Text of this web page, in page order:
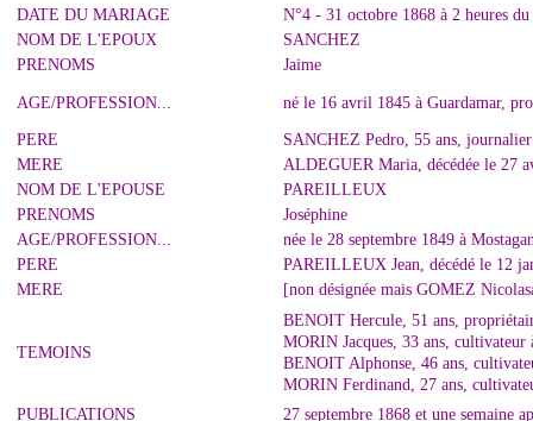
DATE DU MARIAGE
N°4 - 31 octobre 1868 à 2 heures
NOM DE L'EPOUX
SANCHEZ
PRENOMS
Jaime
AGE/PROFESSION... né le 16 avril 1845 à Guardamar,
PERE
SANCHEZ Pedro, 55 ans, journalier
MERE
ALDEGUER Maria, décédée le 27
NOM DE L'EPOUSE
PAREILLEUX
PRENOMS
Joséphine
AGE/PROFESSION...
née le 28 septembre 1849 à
PERE
PAREILLEUX Jean, décédé le 12
MERE
[non désignée mais GOMEZ
TEMOINS
BENOIT Hercule, 51 ans,
MORIN Jacques, 33 ans, cultivateur
BENOIT Alphonse, 46 ans,
MORIN Ferdinand, 27 ans,
PUBLICATIONS
27 septembre 1868 et une semaine